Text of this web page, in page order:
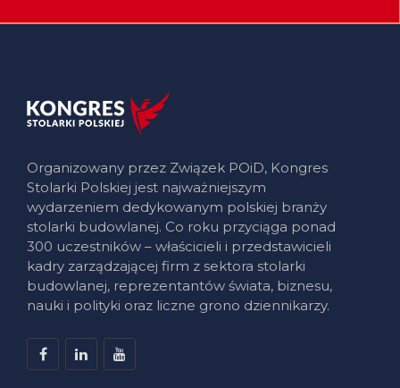
Organizowany przez Związek POiD, Kongres
Stolarki Polskiej jest najważniejszym
wydarzeniem dedykowanym polskiej branży
stolarki budowlanej. Co roku przyciąga ponad
300 uczestników – właścicieli i przedstawicieli
kadry zarządzającej firm z sektora stolarki
budowlanej, reprezentantów świata, biznesu,
nauki i polityki oraz liczne grono dziennikarzy.